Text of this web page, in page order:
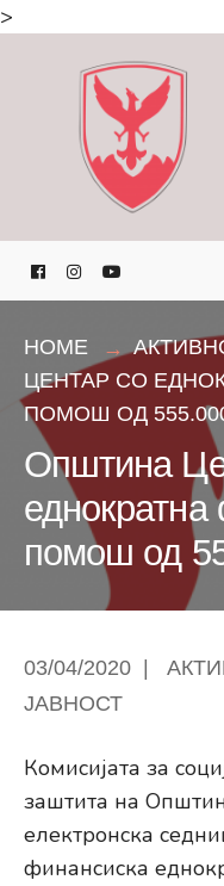
>
HOME
ЦЕНТАР СО
ПОМОШ ОД
Општина
помош од
03/04/2020
ЈАВНОСТ
Комисијата за
заштита на
електронска
финансиска